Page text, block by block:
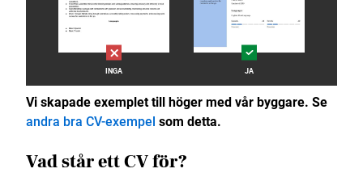
INGA JA
Vi skapade exemplet till höger med vår byggare. Se
andra bra CV-exempel som detta.
Vad står ett CV för?